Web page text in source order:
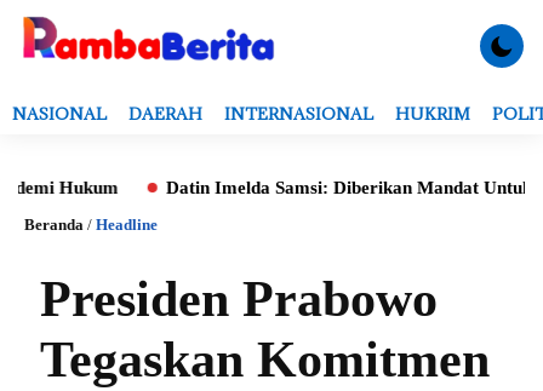
NASIONAL DAERAH INTERNASIONAL HUKRIM
Hukum Datin Imelda Samsi: Diberikan Mandat Untuk
Beranda / Headline
Presiden Prabowo
Tegaskan Komitmen